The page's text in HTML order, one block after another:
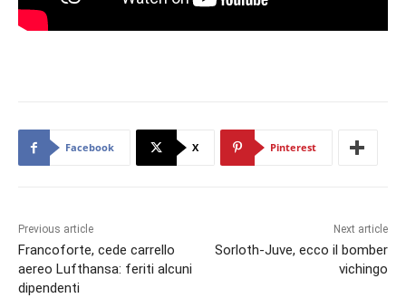
Facebook X Pinterest
Previous article
Francoforte, cede carrello
aereo Lufthansa: feriti alcuni
dipendenti
Next article
Sorloth-Juve, ecco il bomber
vichingo